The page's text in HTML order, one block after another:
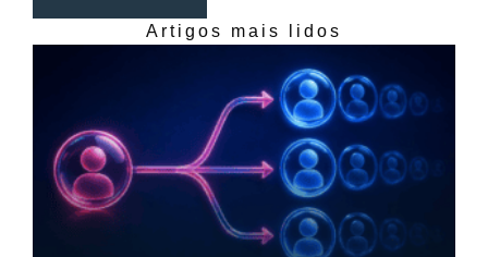
Artigos mais lidos